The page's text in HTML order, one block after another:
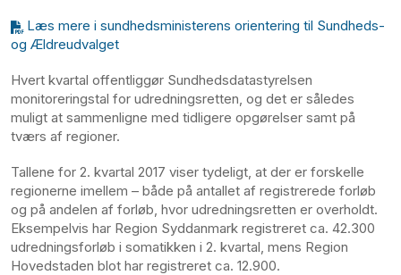
Læs mere i sundhedsministerens orientering til Sundheds-
og Ældreudvalget
Hvert kvartal offentliggør Sundhedsdatastyrelsen
monitoreringstal for udredningsretten, og det er således
muligt at sammenligne med tidligere opgørelser samt på
tværs af regioner.
Tallene for 2. kvartal 2017 viser tydeligt, at der er forskelle
regionerne imellem – både på antallet af registrerede forløb
og på andelen af forløb, hvor udredningsretten er overholdt.
Eksempelvis har Region Syddanmark registreret ca. 42.300
udredningsforløb i somatikken i 2. kvartal, mens Region
Hovedstaden blot har registreret ca. 12.900.